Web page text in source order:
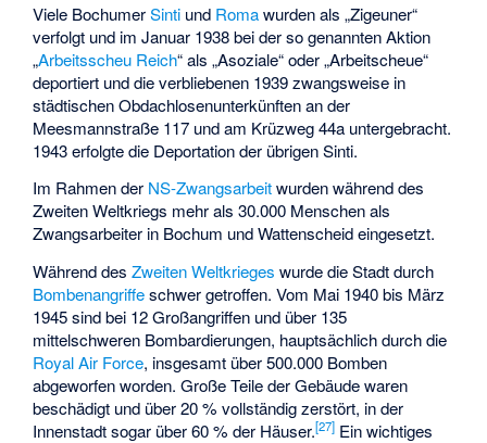
Viele BochumerSinti und Romawurden als„Zigeuner“
verfolgt und im Januar 1938 bei der so genannten Aktion
„Arbeitsscheu Reich“ als „Asoziale“ oder „Arbeitscheue“
deportiert und die verbliebenen 1939 zwangsweise in
städtischen Obdachlosenunterkünften an der
Meesmannstraße 117 und am Krüzweg 44a untergebracht.
1943 erfolgte die Deportation der übrigen Sinti.
Im Rahmen der NS-Zwangsarbeitwurden während des
Zweiten Weltkriegs mehr als 30.000 Menschen als
Zwangsarbeiter in Bochum und Wattenscheideingesetzt.
Während desZweiten Weltkrieges wurde die Stadt durch
Bombenangriffeschwer getroffen. Vom Mai 1940 bis März
1945 sind bei 12 Großangriffen und über 135
mittelschweren Bombardierungen, hauptsächlich durch die
Royal Air Force, insgesamt über 500.000 Bomben
abgeworfen worden. Große Teile der Gebäude waren
beschädigt und über 20 % vollständig zerstört, in der
Innenstadt sogar über 60 % der Häuser.[27] Ein wichtiges